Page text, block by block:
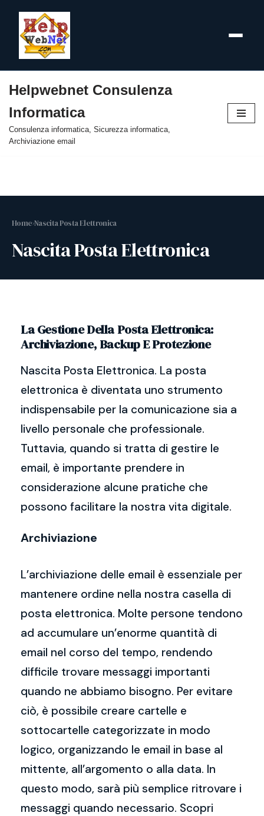
al
contenuto
Helpwebnet Consulenza
Informatica
Consulenza informatica, Sicurezza informatica,
Archiviazione email
Home›Nascita Posta Elettronica
Nascita Posta Elettronica
La Gestione Della Posta Elettronica:
Archiviazione, Backup E Protezione
Nascita Posta Elettronica. La posta
elettronica è diventata uno strumento
indispensabile per la comunicazione sia a
livello personale che professionale.
Tuttavia, quando si tratta di gestire le
email, è importante prendere in
considerazione alcune pratiche che
possono facilitare la nostra vita digitale.
Archiviazione
L’archiviazione delle email è essenziale per
mantenere ordine nella nostra casella di
posta elettronica. Molte persone tendono
ad accumulare un’enorme quantità di
email nel corso del tempo, rendendo
difficile trovare messaggi importanti
quando ne abbiamo bisogno. Per evitare
ciò, è possibile creare cartelle e
sottocartelle categorizzate in modo
logico, organizzando le email in base al
mittente, all’argomento o alla data. In
questo modo, sarà più semplice ritrovare i
messaggi quando necessario. Scopri